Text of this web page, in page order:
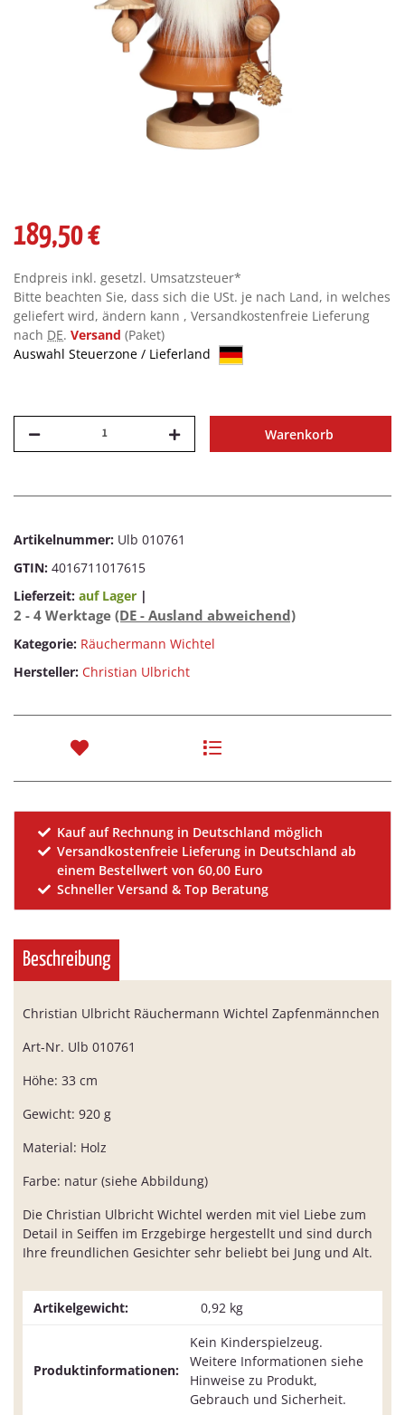
189,50 €
Endpreis inkl. gesetzl. Umsatzsteuer*
Bitte beachten Sie, dass sich die USt. je nach Land, in welches
geliefert wird, ändern kann , Versandkostenfreie Lieferung
nach DE. Versand (Paket)
Auswahl Steuerzone / Lieferland
Warenkorb
Artikelnummer: Ulb 010761
GTIN: 4016711017615
Lieferzeit: auf Lager |
2 - 4 Werktage (DE - Ausland abweichend)
Kategorie: Räuchermann Wichtel
Hersteller: Christian Ulbricht
Kauf auf Rechnung in Deutschland möglich
Versandkostenfreie Lieferung in Deutschland ab
einem Bestellwert von 60,00 Euro
Schneller Versand & Top Beratung
Beschreibung
Christian Ulbricht Räuchermann Wichtel Zapfenmännchen
Art-Nr. Ulb 010761
Höhe: 33 cm
Gewicht: 920 g
Material: Holz
Farbe: natur (siehe Abbildung)
Die Christian Ulbricht Wichtel werden mit viel Liebe zum
Detail in Seiffen im Erzgebirge hergestellt und sind durch
Ihre freundlichen Gesichter sehr beliebt bei Jung und Alt.
Artikelgewicht: 0,92 kg
Produktinformationen:
Kein Kinderspielzeug.
Weitere Informationen siehe
Hinweise zu Produkt,
Gebrauch und Sicherheit.